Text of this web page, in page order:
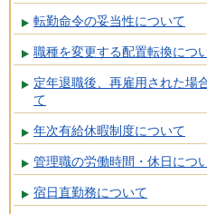
転勤命令の妥当性について
職種を変更する配置転換につ
定年退職後、再雇用された場
て
年次有給休暇制度について
管理職の労働時間・休日につ
宿日直勤務について